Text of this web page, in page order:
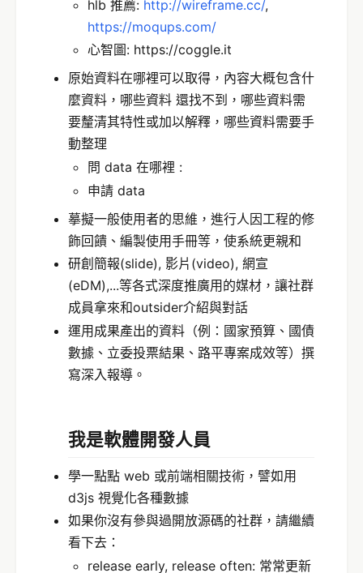
hlb 推薦: http://wireframe.cc/,
https://moqups.com/
心智圖: https://coggle.it
原始資料在哪裡可以取得，內容大概包含什
麼資料，哪些資料 還找不到，哪些資料需
要釐清其特性或加以解釋，哪些資料需要手
動整理
問 data 在哪裡 :
申請 data
摹擬一般使用者的思維，進行人因工程的修
飾回饋、編製使用手冊等，使系統更親和
研創簡報(slide), 影片(video), 網宣
(eDM),...等各式深度推廣用的媒材，讓社群
成員拿來和outsider介紹與對話
運用成果產出的資料（例：國家預算、國債
數據、立委投票結果、路平專案成效等）撰
寫深入報導。
我是軟體開發人員
學一點點 web 或前端相關技術，譬如用
d3js 視覺化各種數據
如果你沒有參與過開放源碼的社群，請繼續
看下去：
release early, release often: 常常更新